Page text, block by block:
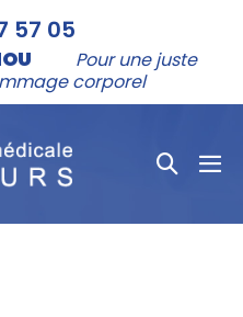
57 05
Pour une juste
corporel